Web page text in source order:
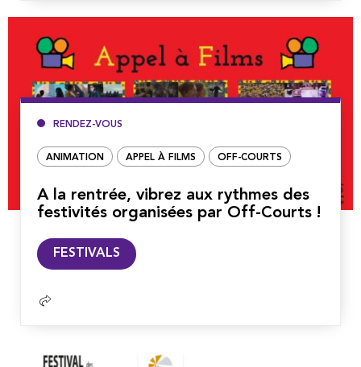
RENDEZ-VOUS
ANIMATION APPEL À FILMS OFF-COURTS
A la rentrée, vibrez aux rythmes des
festivités organisées par Off-Courts !
FESTIVALS